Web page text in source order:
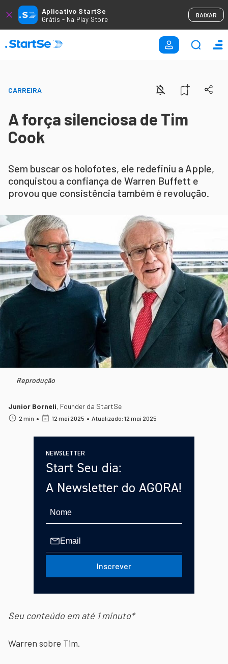
Aplicativo StartSe
Grátis - Na Play Store
BAIXAR
CARREIRA
A força silenciosa de Tim
Cook
Sem buscar os holofotes, ele redefiniu a Apple,
conquistou a confiança de Warren Buffett e
provou que consistência também é revolução.
Reprodução
Junior Borneli, Founder da StartSe
2 min • 12 mai 2025 • Atualizado: 12 mai 2025
NEWSLETTER
Start Seu dia:
A Newsletter do AGORA!
Inscrever
Seu conteúdo em até 1 minuto*
Warren sobre Tim.